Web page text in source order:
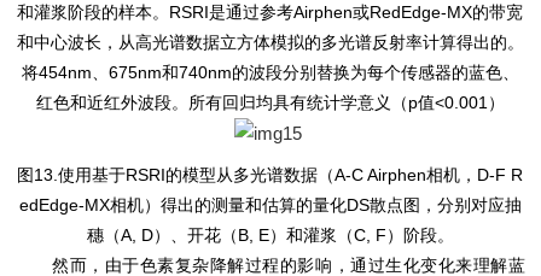
和灌浆阶段的样本。RSRI是通过参考Airphen或RedEdge-MX的带宽
和中心波长，从高光谱数据立方体模拟的多光谱反射率计算得出的。
将454nm、675nm和740nm的波段分别替换为每个传感器的蓝色、
红色和近红外波段。所有回归均具有统计学意义（p值<0.001）
图13.使用基于RSRI的模型从多光谱数据（A-C Airphen相机，D-F R
edEdge-MX相机）得出的测量和估算的量化DS散点图，分别对应抽
穗（A, D）、开花（B, E）和灌浆（C, F）阶段。
然而，由于色素复杂降解过程的影响，通过生化变化来理解蓝